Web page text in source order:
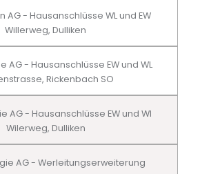
AG - Hausanschlüsse WL und EW
Willerweg, Dulliken
AG - Hausanschlüsse EW und WL
Rickenbach SO
AG - Hausanschlüsse EW und Wl
Wilerweg, Dulliken
AG - Werleitungserweiterung